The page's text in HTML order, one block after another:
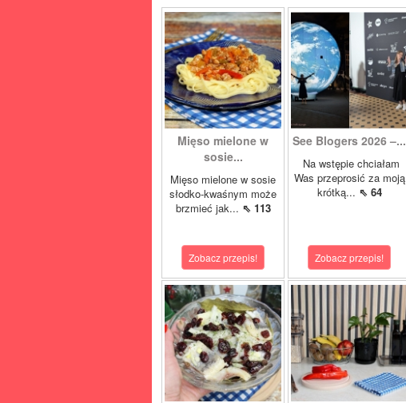
Mięso mielone w
sosie...
Mięso mielone w sosie
słodko-kwaśnym może
brzmieć jak... ⇖ 113
Zobacz przepis!
See Blogers 2026 –...
Na wstępie chciałam
Was przeprosić za moją
krótką... ⇖ 64
Zobacz przepis!